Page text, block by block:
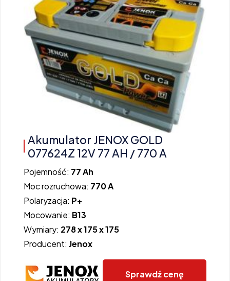
Akumulator JENOX GOLD
077624Z 12V 77 AH / 770 A
Pojemność: 77 Ah
Moc rozruchowa: 770 A
Polaryzacja: P+
Mocowanie: B13
Wymiary: 278 x 175 x 175
Producent: Jenox
Sprawdź cenę